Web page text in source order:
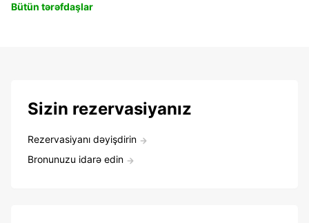
Bütün tərəfdaşlar
Sizin rezervasiyanız
Rezervasiyanı dəyişdirin
Bronunuzu idarə edin